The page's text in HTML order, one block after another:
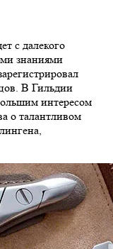
с далекого
знаниями
В Гильдии
интересом
о талантливом